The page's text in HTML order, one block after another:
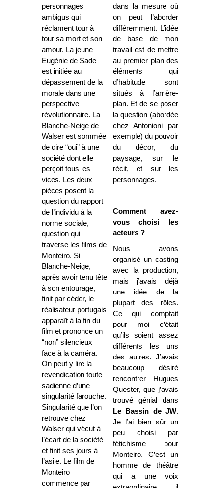
personnages
ambigus qui
réclament tour à
tour sa mort et son
amour. La jeune
Eugénie de Sade
est initiée au
dépassement de la
morale dans une
perspective
révolutionnaire. La
Blanche-Neige de
Walser est sommée
de dire “oui” à une
société dont elle
perçoit tous les
vices. Les deux
pièces posent la
question du rapport
de l’individu à la
norme sociale,
question qui
traverse les films de
Monteiro. Si
Blanche-Neige,
après avoir tenu tête
à son entourage,
finit par céder, le
réalisateur portugais
apparaît à la fin du
film et prononce un
“non” silencieux
face à la caméra.
On peut y lire la
revendication toute
sadienne d’une
singularité farouche.
Singularité que l’on
retrouve chez
Walser qui vécut à
l’écart de la société
et finit ses jours à
l’asile. Le film de
Monteiro
commence par
dans la mesure où
on peut l’aborder
différemment. L’idée
de base de mon
travail est de mettre
au premier plan des
éléments qui
d’habitude sont
situés à l’arrière-
plan. Et de se poser
la question (abordée
chez Antonioni par
exemple) du pouvoir
du décor, du
paysage, sur le
récit, et sur les
personnages.
Comment avez-
vous choisi les
acteurs ?
Nous avons
organisé un casting
avec la production,
mais j’avais déjà
une idée de la
plupart des rôles.
Ce qui comptait
pour moi c’était
qu’ils soient assez
différents les uns
des autres. J’avais
beaucoup désiré
rencontrer Hugues
Quester, que j’avais
trouvé génial dans
Le Bassin de JW.
Je l’ai bien sûr un
peu choisi par
fétichisme pour
Monteiro. C’est un
homme de théâtre
qui a une voix